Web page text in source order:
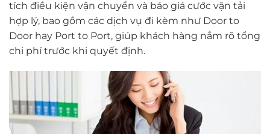
tích điều kiện vận chuyển và báo giá cước vận tải
hợp lý, bao gồm các dịch vụ đi kèm như Door to
Door hay Port to Port, giúp khách hàng nắm rõ tổng
chi phí trước khi quyết định.